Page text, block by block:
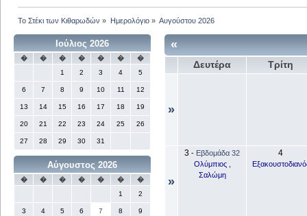
Το Στέκι των Κιθαρωδών » Ημερολόγιο» Αυγούστου 2026
Ιούλιος 2026
� � � � � �
�
1
2 3 4 5
6 7 8 9 10 11 12
13 14 15 16 17 18 19
20 21 22 23 24 25 26
27 28 29 30 31
Αύγουστος 2026
� � � � � �
�
1
2
3 4 5 6 7 8 9
«
Δευτέρα Τρίτη
»
»
3 - Εβδομάδα 32
Ολύμπιος ,
Σαλώμη
4